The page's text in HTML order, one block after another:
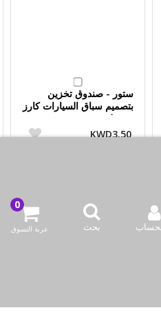
بحث عربة التسوق
ستور - صندوق تخزين
بتصميم سباق السيارات كارز
KWD3.50
اشتري الآن